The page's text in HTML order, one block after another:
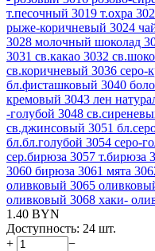
т.песочный 3019 т.охра
рыже-коричневый 3024
3028 молочный шоколад
3031 св.какао 3032
св.коричневый 3036 серо-
бл.фисташковый 3040
кремовый 3043 лен
-голубой 3048
св.джинсовый 3051
бл.бл.голубой 3054 серо-
сер.бирюза 3057 т.бирюза
3060 бирюза 3061 мята
оливковый 3065
оливковый 3068 хаки-
1.40 BYN
Доступность: 24 шт.
+
−